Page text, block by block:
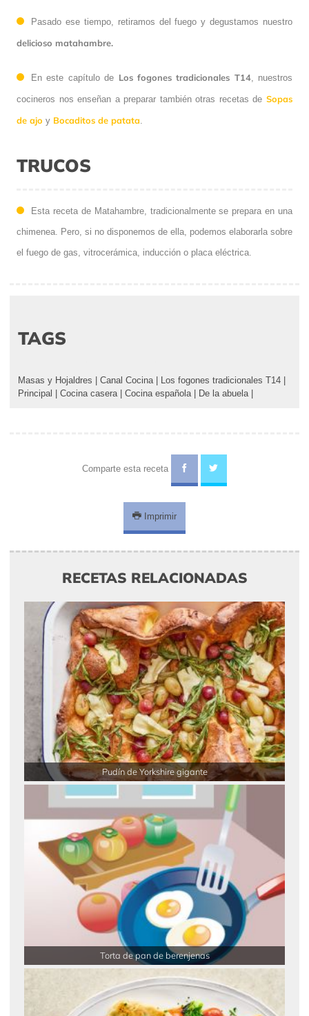
Pasado ese tiempo, retiramos del fuego y degustamos nuestro
delicioso matahambre.
En este capítulo de Los fogones tradicionales T14, nuestros
cocineros nos enseñan a preparar también otras recetas de Sopas
de ajo y Bocaditos de patata
TRUCOS
Esta receta de Matahambre, tradicionalmente se prepara en una
chimenea. Pero, si no disponemos de ella, podemos elaborarla sobre
el fuego de gas, vitrocerámica, inducción o placa eléctrica.
TAGS
Masas y Hojaldres Canal Cocina Los fogones tradicionales T14
Principal
Cocina casera Cocina española De la abuela
Comparte esta receta
Imprimir
RECETAS RELACIONADAS
Pudín de Yorkshire gigante
Torta de pan de berenjenas